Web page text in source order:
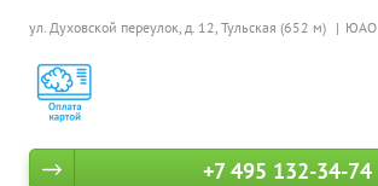
ул. Духовской переулок, д. 12, Тульская (652 м) ЮАО
+7 495 132-34-74